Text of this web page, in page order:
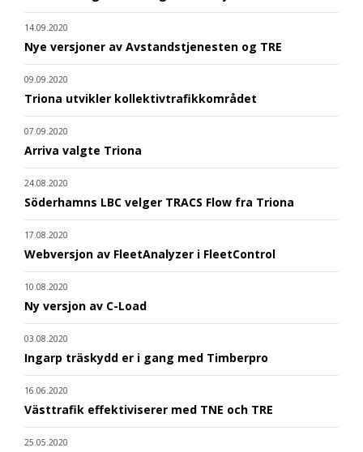
14.09.2020
Nye versjoner av Avstandstjenesten og TRE
09.09.2020
Triona utvikler kollektivtrafikkområdet
07.09.2020
Arriva valgte Triona
24.08.2020
Söderhamns LBC velger TRACS Flow fra Triona
17.08.2020
Webversjon av FleetAnalyzer i FleetControl
10.08.2020
Ny versjon av C-Load
03.08.2020
Ingarp träskydd er i gang med Timberpro
16.06.2020
Västtrafik effektiviserer med TNE och TRE
25.05.2020